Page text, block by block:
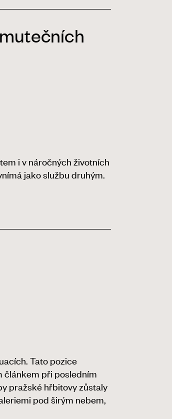
i v náročných životních
jako službu druhým.
Tato pozice
článkem při posledním
pražské hřbitovy zůstaly
pod širým nebem,